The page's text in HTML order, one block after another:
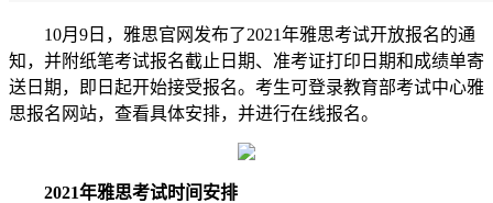
10月9日，雅思官网发布了2021年雅思考试开放报名的通
知，并附纸笔考试报名截止日期、准考证打印日期和成绩单寄
送日期，即日起开始接受报名。考生可登录教育部考试中心雅
思报名网站，查看具体安排，并进行在线报名。
2021年雅思考试时间安排